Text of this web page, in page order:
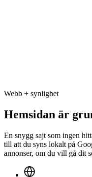
Webb + synlighet
Hemsidan är
En snygg sajt som ingen
till att du syns lokalt på
annonser, om du vill gå dit